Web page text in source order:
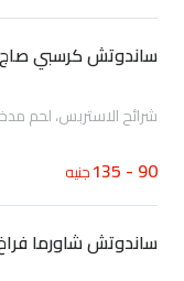
ساندوتش كرسبي صاج
شرائح الاستربس، لحم
90 - 135 جنيه
ساندوتش شاورما